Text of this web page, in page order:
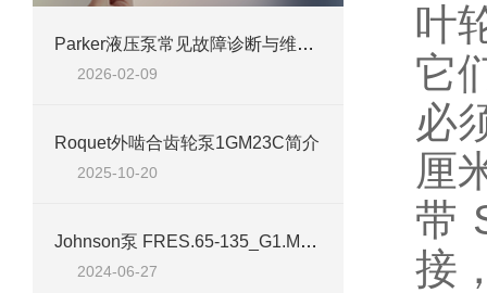
Parker液压泵常见故障诊断与维护技巧
2026-02-09
Roquet外啮合齿轮泵1GM23C简介
2025-10-20
Johnson泵 FRES.65-135_G1.MQ1-A6 技术介绍
2024-06-27
叶
它
必
厘
带
接